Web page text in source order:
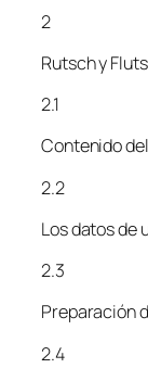
2
Rutsch y
2.1
Contenido
2.2
Los datos de
2.3
Preparación
2.4